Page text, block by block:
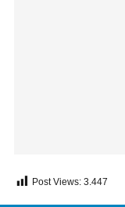
Post Views: 3.447